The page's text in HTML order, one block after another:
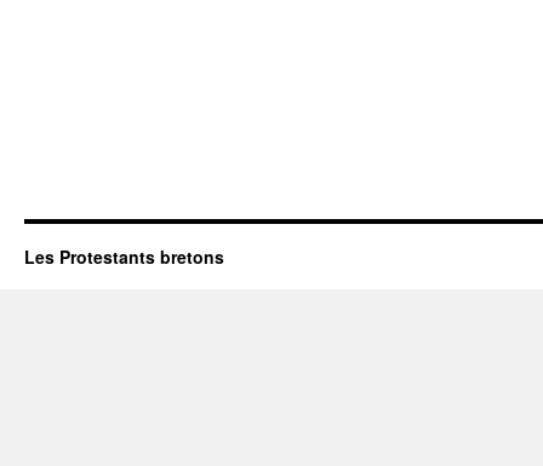
Les Protestants bretons